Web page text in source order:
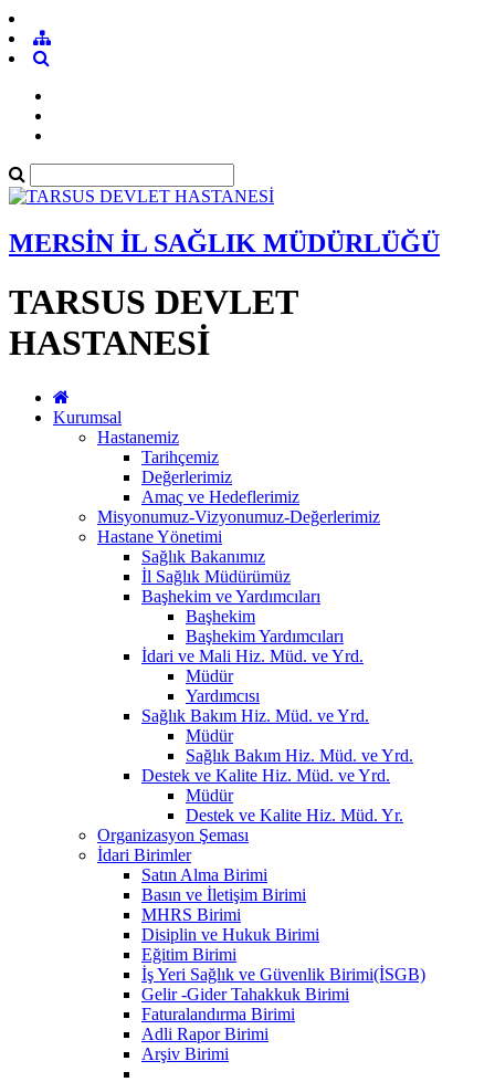
MERSİN İL SAĞLIK MÜDÜRLÜĞÜ
TARSUS DEVLET
HASTANESİ
Kurumsal
Hastanemiz
Tarihçemiz
Değerlerimiz
Amaç ve Hedeflerimiz
Misyonumuz-Vizyonumuz-Değerlerimiz
Hastane Yönetimi
Sağlık Bakanımız
İl Sağlık Müdürümüz
Başhekim ve Yardımcıları
Başhekim
Başhekim Yardımcıları
İdari ve Mali Hiz. Müd. ve Yrd.
Müdür
Yardımcısı
Sağlık Bakım Hiz. Müd. ve Yrd.
Müdür
Sağlık Bakım Hiz. Müd. ve Yrd.
Destek ve Kalite Hiz. Müd. ve Yrd.
Müdür
Destek ve Kalite Hiz. Müd. Yr.
Organizasyon Şeması
İdari Birimler
Satın Alma Birimi
Basın ve İletişim Birimi
MHRS Birimi
Disiplin ve Hukuk Birimi
Eğitim Birimi
İş Yeri Sağlık ve Güvenlik Birimi(İSGB)
Gelir -Gider Tahakkuk Birimi
Faturalandırma Birimi
Adli Rapor Birimi
Arşiv Birimi